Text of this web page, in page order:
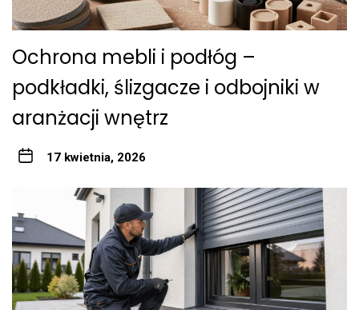
Ochrona mebli i podłóg –
podkładki, ślizgacze i odbojniki w
aranżacji wnętrz
17 kwietnia, 2026